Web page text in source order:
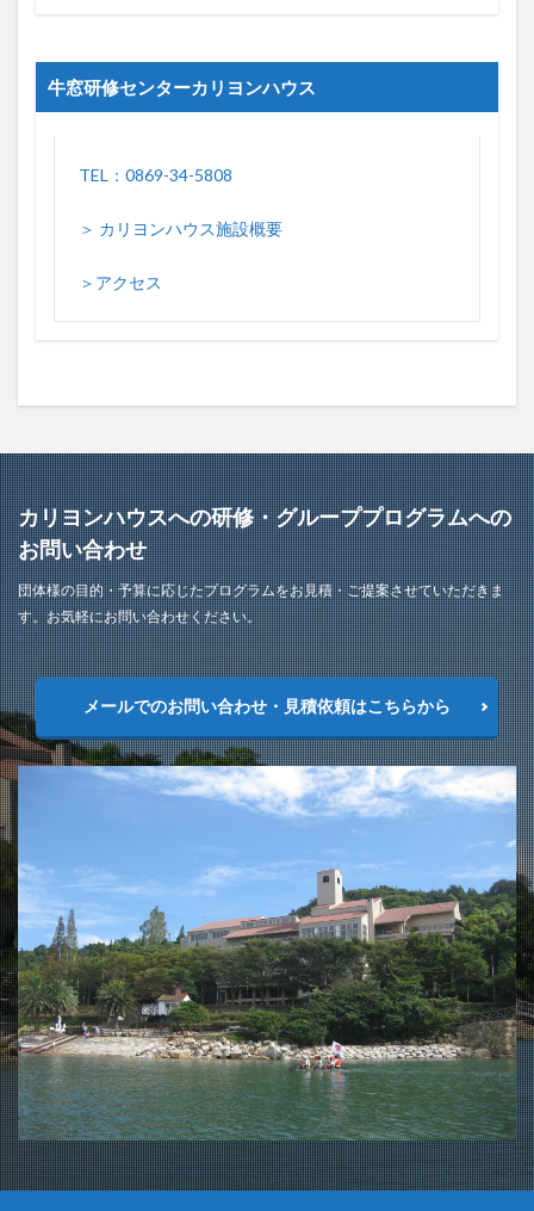
牛窓研修センターカリヨンハウス
TEL：0869-34-5808
＞ カリヨンハウス施設概要
＞アクセス
カリヨンハウスへの研修・グループプログラムへの
お問い合わせ
団体様の目的・予算に応じたプログラムをお見積・ご提案させていただきま
す。お気軽にお問い合わせください。
メールでのお問い合わせ・見積依頼はこちらから